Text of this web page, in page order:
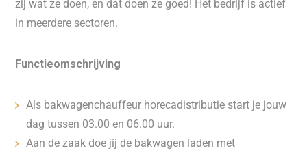
zij wat ze doen, en dat doen ze goed! Het bedrijf is actief
in meerdere sectoren.
Functieomschrijving
Als bakwagenchauffeur horecadistributie start je jouw
dag tussen 03.00 en 06.00 uur.
Aan de zaak doe jij de bakwagen laden met